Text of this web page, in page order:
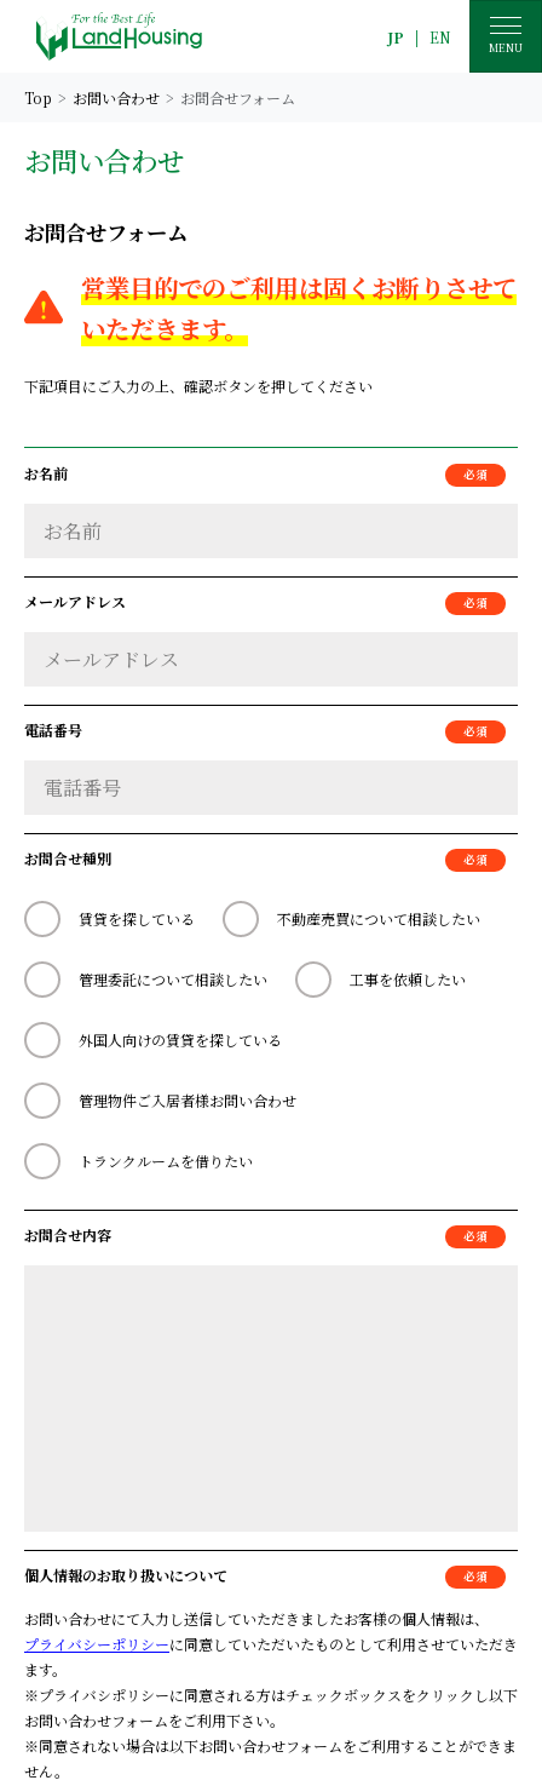
JP | EN
MENU
Top お問い合わせ お問合せフォーム
お問い合わせ
お問合せフォーム
営業目的でのご利用は固くお断りさせて
いただきます。
下記項目にご入力の上、確認ボタンを押してください
お名前
メールアドレス
電話番号
お問合せ種別
賃貸を探している 不動産売買について相談したい
管理委託について相談したい 工事を依頼したい
外国人向けの賃貸を探している
管理物件ご入居者様お問い合わせ
トランクルームを借りたい
お問合せ内容
個人情報のお取り扱いについて
お問い合わせにて入力し送信していただきましたお客様の個人情報は、
プライバシーポリシーに同意していただいたものとして利用させていただき
ます。
※プライバシポリシーに同意される方はチェックボックスをクリックし以下
お問い合わせフォームをご利用下さい。
※同意されない場合は以下お問い合わせフォームをご利用することができま
せん。